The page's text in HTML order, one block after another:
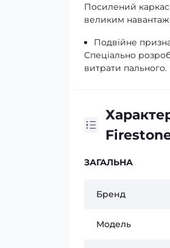
Посилений каркас
великим
Подвійне
Спеціально
витрати пального.
ЗАГАЛЬНА
Бренд
Модель